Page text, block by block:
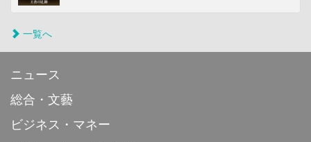
一覧へ
ニュース
総合・文藝
ビジネス・マネー